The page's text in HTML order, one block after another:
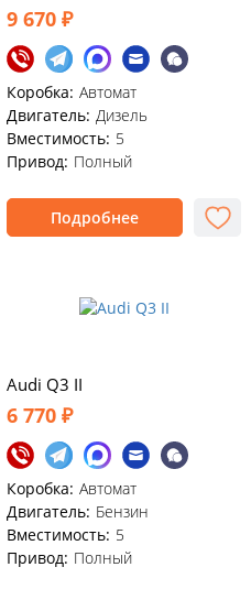
9 670 ₽
Коробка: Автомат
Двигатель: Дизель
Вместимость: 5
Привод: Полный
Подробнее
Audi Q3 II
6 770 ₽
Коробка: Автомат
Двигатель: Бензин
Вместимость: 5
Привод: Полный